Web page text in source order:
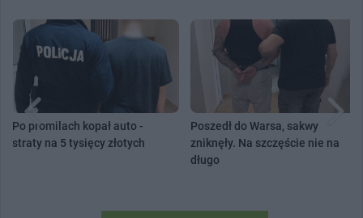
Po promilach kopał auto -
straty na 5 tysięcy złotych
Poszedł do Warsa, sakwy
zniknęły. Na szczęście nie na
długo